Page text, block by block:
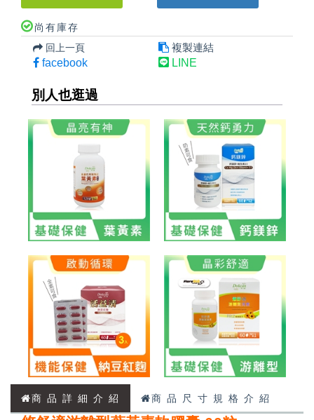
尚有庫存
回上一頁
複製連結
facebook
LINE
別人也逛過
商 品 詳 細 介 紹 商 品 尺 寸 規 格 介 紹